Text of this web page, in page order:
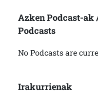
Azken Podcast-ak
Podcasts
No Podcasts are
Irakurrienak